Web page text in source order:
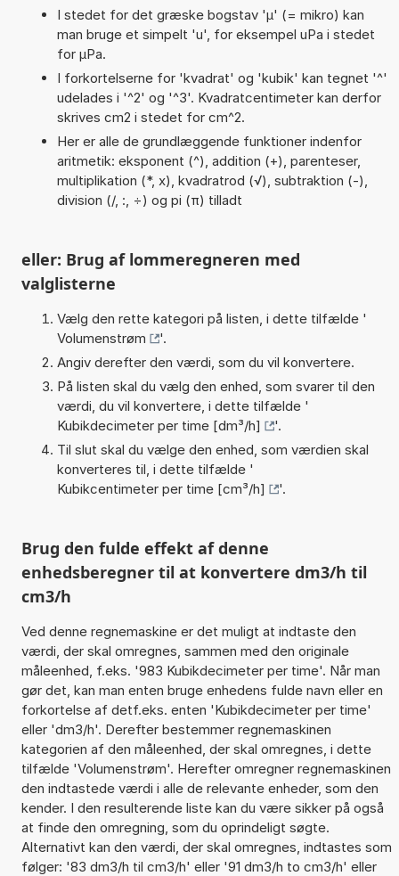
I stedet for det græske bogstav 'µ' (= mikro) kan
man bruge et simpelt 'u', for eksempel uPa i stedet
for µPa.
I forkortelserne for 'kvadrat' og 'kubik' kan tegnet '^'
udelades i '^2' og '^3'. Kvadratcentimeter kan derfor
skrives cm2 i stedet for cm^2.
Her er alle de grundlæggende funktioner indenfor
aritmetik: eksponent (^), addition (+), parenteser,
multiplikation (*, x), kvadratrod (√), subtraktion (-),
division (/, :, ÷) og pi (π) tilladt
eller: Brug af lommeregneren med
valglisterne
Vælg den rette kategori på listen, i dette tilfælde '
Volumenstrøm
'.
Angiv derefter den værdi, som du vil konvertere.
På listen skal du vælg den enhed, som svarer til den
værdi, du vil konvertere, i dette tilfælde '
Kubikdecimeter per time [dm³/h]
'.
Til slut skal du vælge den enhed, som værdien skal
konverteres til, i dette tilfælde '
Kubikcentimeter per time [cm³/h]
'.
Brug den fulde effekt af denne
enhedsberegner til at konvertere dm3/h til
cm3/h
Ved denne regnemaskine er det muligt at indtaste den
værdi, der skal omregnes, sammen med den originale
måleenhed, f.eks. '983 Kubikdecimeter per time'. Når man
gør det, kan man enten bruge enhedens fulde navn eller en
forkortelse af detf.eks. enten 'Kubikdecimeter per time'
eller 'dm3/h'. Derefter bestemmer regnemaskinen
kategorien af den måleenhed, der skal omregnes, i dette
tilfælde 'Volumenstrøm'. Herefter omregner regnemaskinen
den indtastede værdi i alle de relevante enheder, som den
kender. I den resulterende liste kan du være sikker på også
at finde den omregning, som du oprindeligt søgte.
Alternativt kan den værdi, der skal omregnes, indtastes som
følger: '83 dm3/h til cm3/h' eller '91 dm3/h to cm3/h' eller